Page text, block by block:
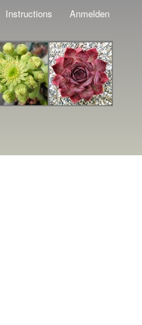
Instructions Anmelden